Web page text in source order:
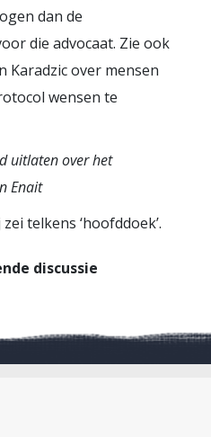
dan de
die advocaat. Zie ook
Karadzic over mensen
wensen te
uitlaten over het
Enait
telkens ‘hoofddoek’.
discussie